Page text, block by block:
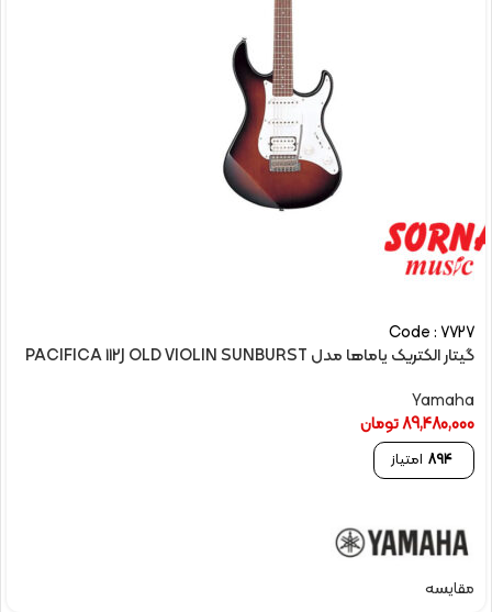
Code : 7727
گیتار الکتريک یاماها مدل PACIFICA 112J OLD VIOLIN SUNBURST
Yamaha
89,480,000تومان
894 امتیاز
مقایسه